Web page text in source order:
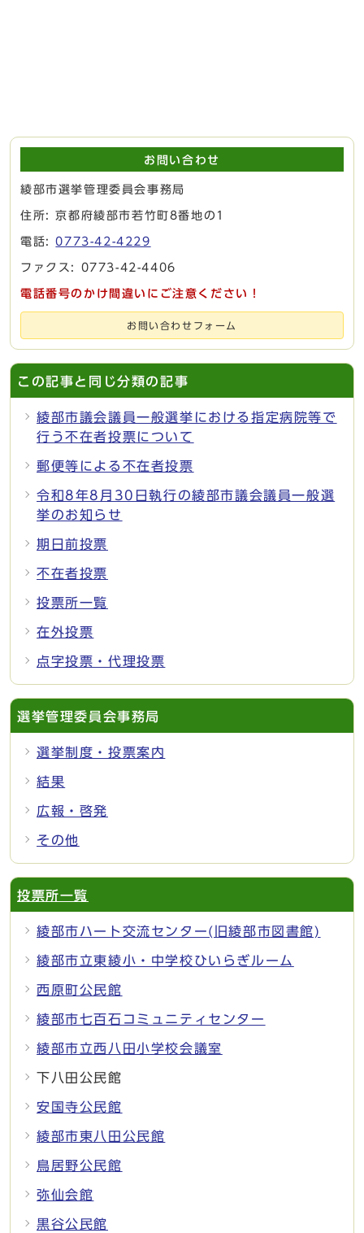
お問い合わせ
綾部市選挙管理委員会事務局
住所: 京都府綾部市若竹町8番地の1
電話:0773-42-4229
ファクス: 0773-42-4406
電話番号のかけ間違いにご注意ください！
お問い合わせフォーム
この記事と同じ分類の記事
綾部市議会議員一般選挙における指定病院等で
行う不在者投票について
郵便等による不在者投票
令和8年8月30日執行の綾部市議会議員一般選
挙のお知らせ
期日前投票
不在者投票
投票所一覧
在外投票
点字投票・代理投票
選挙管理委員会事務局
選挙制度・投票案内
結果
広報・啓発
その他
投票所一覧
綾部市ハート交流センター(旧綾部市図書館)
綾部市立東綾小・中学校ひいらぎルーム
西原町公民館
綾部市七百石コミュニティセンター
綾部市立西八田小学校会議室
下八田公民館
安国寺公民館
綾部市東八田公民館
鳥居野公民館
弥仙会館
黒谷公民館